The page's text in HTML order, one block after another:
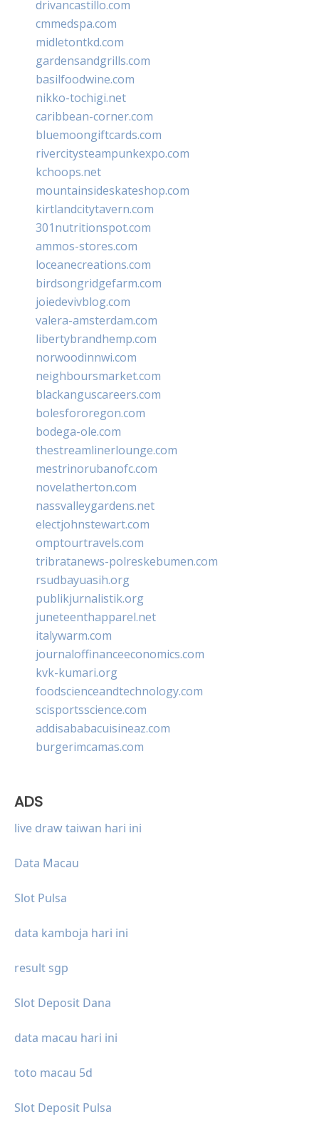
drivancastillo.com
cmmedspa.com
midletontkd.com
gardensandgrills.com
basilfoodwine.com
nikko-tochigi.net
caribbean-corner.com
bluemoongiftcards.com
rivercitysteampunkexpo.com
kchoops.net
mountainsideskateshop.com
kirtlandcitytavern.com
301nutritionspot.com
ammos-stores.com
loceanecreations.com
birdsongridgefarm.com
joiedevivblog.com
valera-amsterdam.com
libertybrandhemp.com
norwoodinnwi.com
neighboursmarket.com
blackanguscareers.com
bolesfororegon.com
bodega-ole.com
thestreamlinerlounge.com
mestrinorubanofc.com
novelatherton.com
nassvalleygardens.net
electjohnstewart.com
omptourtravels.com
tribratanews-polreskebumen.com
rsudbayuasih.org
publikjurnalistik.org
juneteenthapparel.net
italywarm.com
journaloffinanceeconomics.com
kvk-kumari.org
foodscienceandtechnology.com
scisportsscience.com
addisababacuisineaz.com
burgerimcamas.com
ADS
live draw taiwan hari ini
Data Macau
Slot Pulsa
data kamboja hari ini
result sgp
Slot Deposit Dana
data macau hari ini
toto macau 5d
Slot Deposit Pulsa